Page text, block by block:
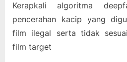
Kerapkali algoritma
pencerahan kacip yang
film ilegal serta tidak
film target